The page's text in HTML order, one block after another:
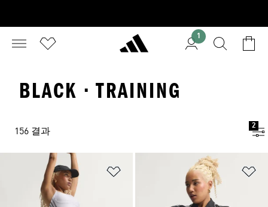
1
BLACK · TRAINING
156 결과
2
위시리스트 담기